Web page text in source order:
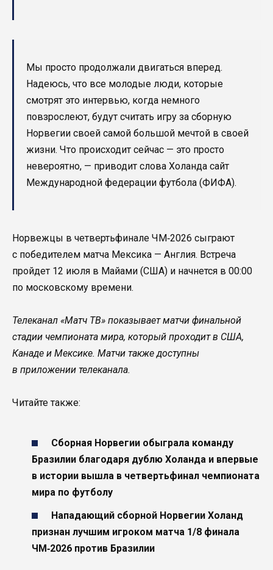
Мы просто продолжали двигаться вперед.
Надеюсь, что все молодые люди, которые
смотрят это интервью, когда немного
повзрослеют, будут считать игру за сборную
Норвегии своей самой большой мечтой в своей
жизни. Что происходит сейчас — это просто
невероятно, — приводит слова Холанда сайт
Международной федерации футбола (ФИФА).
Норвежцы в четвертьфинале ЧМ‑2026 сыграют
с победителем матча Мексика — Англия. Встреча
пройдет 12 июля в Майами (США) и начнется в 00:00
по московскому времени.
Телеканал «Матч ТВ» показывает матчи финальной
стадии чемпионата мира, который проходит в США,
Канаде и Мексике. Матчи также доступны
в приложении телеканала.
Читайте также:
Сборная Норвегии обыграла команду
Бразилии благодаря дублю Холанда и впервые
в истории вышла в четвертьфинал чемпионата
мира по футболу
Нападающий сборной Норвегии Холанд
признан лучшим игроком матча 1/8 финала
ЧМ‑2026 против Бразилии